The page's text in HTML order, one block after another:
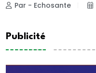
Par - Echosante
Publicité